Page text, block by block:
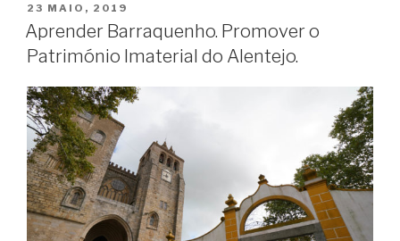
PUBLICADO
EM
23 MAIO, 2019
Aprender Barraquenho. Promover o
Património Imaterial do Alentejo.